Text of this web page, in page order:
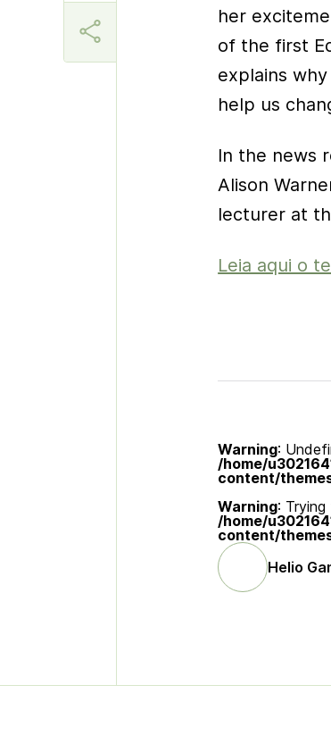
her
of the first
explains
help us
In the news
Alison
lecturer at
Leia aqui o
Warning:
/home/
content/
Warning:
/home/
content/
Helio